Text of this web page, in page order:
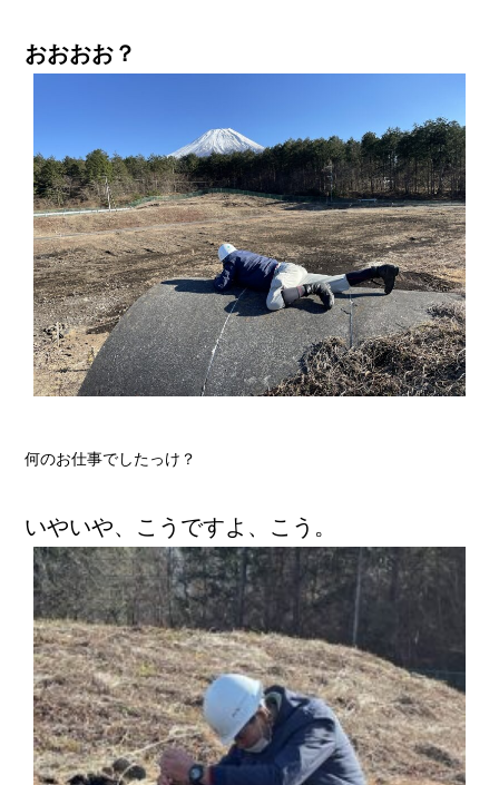
おおおお？
何のお仕事でしたっけ？
いやいや、こうですよ、こう。